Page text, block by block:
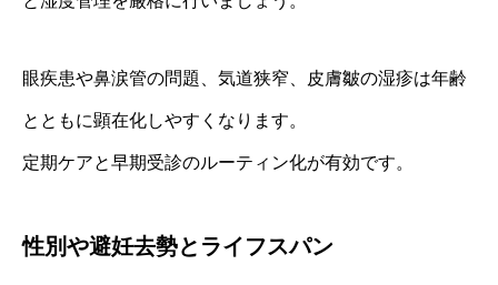
眼疾患や鼻涙管の問題、気道狭窄、皮膚皺の湿疹は年齢
とともに顕在化しやすくなります。
定期ケアと早期受診のルーティン化が有効です。
性別や避妊去勢とライフスパン